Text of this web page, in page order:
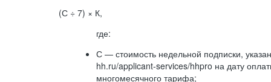
(С ÷ 7) × К,
где:
С — стоимость недельной подписки,
hh.ru/applicant-services/hhpro на дату
многомесячного тарифа;